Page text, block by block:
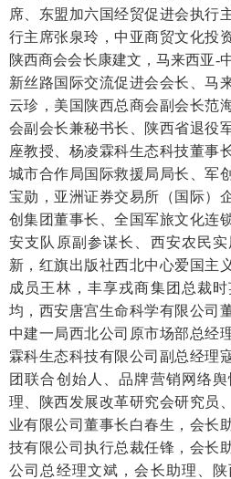
席、东盟加六国经贸促进会执行
行主席张泉玲，中亚商贸文化投
陕西商会会长康建文，马来西亚-
新丝路国际交流促进会会长、马
云珍，美国陕西总商会副会长范
会副会长兼秘书长、陕西省退役
座教授、杨凌霖科生态科技董事
城市合作局国际救援局局长、军
宝勋，亚洲证券交易所（国际）
创集团董事长、全国军旅文化连
安支队原副参谋长、西安农民
新，红旗出版社西北中心爱国主
成员王林，丰享戎商集团总裁
均，西安唐宫生命科学有限公司
中建一局西北公司原市场部总经
霖科生态科技有限公司副总经理
团联合创始人、品牌营销网络
理、陕西发展改革研究会研究员
业有限公司董事长白春生，会长
技有限公司执行总裁任锋，会长
公司总经理文斌，会长助理、